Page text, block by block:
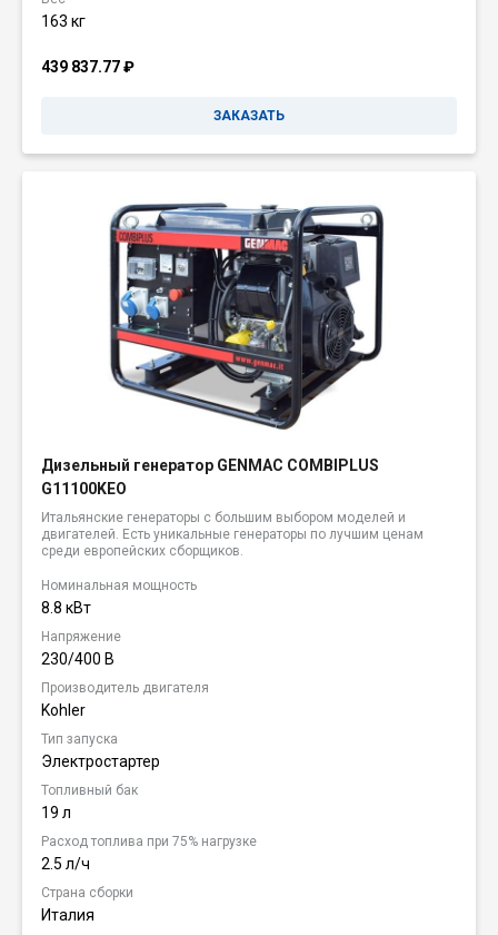
163 кг
439 837.77₽
ЗАКАЗАТЬ
Дизельный генератор GENMAC COMBIPLUS
G11100KEO
Итальянские генераторы с большим выбором моделей и
двигателей. Есть уникальные генераторы по лучшим ценам
среди европейских сборщиков.
Номинальная мощность
8.8 кВт
Напряжение
230/400 В
Производитель двигателя
Kohler
Тип запуска
Электростартер
Топливный бак
19 л
Расход топлива при 75% нагрузке
2.5 л/ч
Страна сборки
Италия